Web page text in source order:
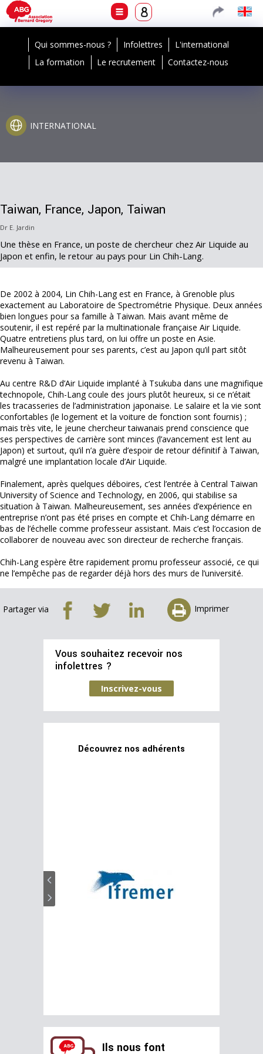
Qui sommes-nous ? Infolettres
L'international
La formation
Le recrutement Contactez-nous
INTERNATIONAL
Taiwan, France, Japon, Taiwan
Dr E. Jardin
Une thèse en France, un poste de chercheur chez Air Liquide au
Japon et enfin, le retour au pays pour Lin Chih-Lang.
De 2002 à 2004, Lin Chih-Lang est en France, à Grenoble plus
exactement au Laboratoire de Spectrométrie Physique. Deux années
bien longues pour sa famille à Taiwan. Mais avant même de
soutenir, il est repéré par la multinationale française Air Liquide.
Quatre entretiens plus tard, on lui offre un poste en Asie.
Malheureusement pour ses parents, c’est au Japon qu’il part sitôt
revenu à Taiwan.
Au centre R&D d’Air Liquide implanté à Tsukuba dans une magnifique
technopole, Chih-Lang coule des jours plutôt heureux, si ce n’était
les tracasseries de l’administration japonaise. Le salaire et la vie sont
confortables (le logement et la voiture de fonction sont fournis) ;
mais très vite, le jeune chercheur taiwanais prend conscience que
ses perspectives de carrière sont minces (l’avancement est lent au
Japon) et surtout, qu’il n’a guère d’espoir de retour définitif à Taiwan,
malgré une implantation locale d’Air Liquide.
Finalement, après quelques déboires, c’est l’entrée à Central Taiwan
University of Science and Technology, en 2006, qui stabilise sa
situation à Taiwan. Malheureusement, ses années d’expérience en
entreprise n’ont pas été prises en compte et Chih-Lang démarre en
bas de l’échelle comme professeur assistant. Mais c’est l’occasion de
collaborer de nouveau avec son directeur de recherche français.
Chih-Lang espère être rapidement promu professeur associé, ce qui
ne l’empêche pas de regarder déjà hors des murs de l’université.
Partager via Imprimer
Vous souhaitez recevoir nos
infolettres ?
Inscrivez-vous
Découvrez nos adhérents
Ils nous font